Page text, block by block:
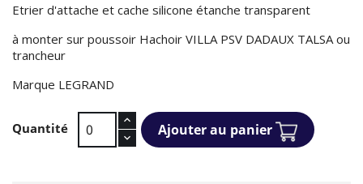
Etrier d'attache et cache silicone étanche transparent
à monter sur poussoir Hachoir VILLA PSV DADAUX TALSA ou
trancheur
Marque LEGRAND
Quantité Ajouter au panier